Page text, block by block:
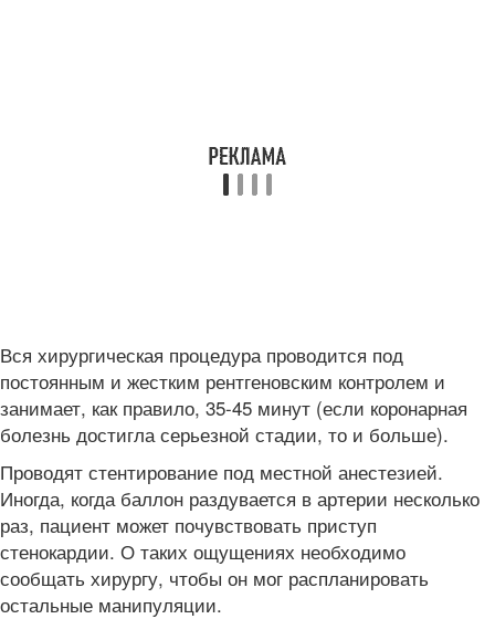
Вся хирургическая процедура проводится под
постоянным и жестким рентгеновским контролем и
занимает, как правило, 35-45 минут (если коронарная
болезнь достигла серьезной стадии, то и больше).
Проводят стентирование под местной анестезией.
Иногда, когда баллон раздувается в артерии несколько
раз, пациент может почувствовать приступ
стенокардии. О таких ощущениях необходимо
сообщать хирургу, чтобы он мог распланировать
остальные манипуляции.